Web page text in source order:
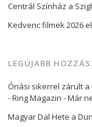
Centrál Színház a
Kedvenc filmek 2026
LEGÚJABB
Óriási sikerrel zárult
- Ring Magazin -Már
Magyar Dal Hete a